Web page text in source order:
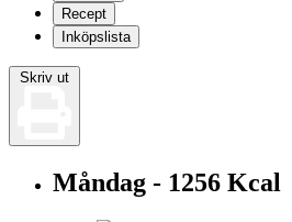
Recept
Inköpslista
Måndag - 1256 Kcal